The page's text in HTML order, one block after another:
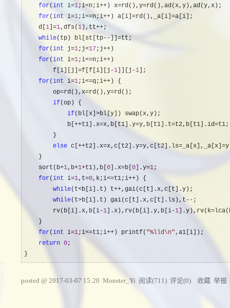
for(int i=1;i<n;i++) x=rd(),y=rd(),ad(x,y),ad(y,x);
for (int i=1;i<=n;i++) a[i]=rd(),_a[i]=a[i];
    d[
1 ]=1,dfs(1),tt++;
while(tp) bl[st[tp--]]=tt;
for(int j=1;j<17;j++ )
for(int i=1;i<=n;i++ )
        f[i][j]
=f[f[i][j-1 ]][j-1 ];
for(int i=1;i<=q;i++ ) {
        op
=rd(),x=rd(),y=rd();
if(op) {
if(bl[x]>bl[y]) swap(x,y);
            b[
++t1].x=x,b[t1].y=y,b[t1].t=t2,b[t1].id=t1;
        }
else c[++t2].x=x,c[t2].y=y,c[t2].ls=_a[x],_a[x]=
    }
    sort(b
+1,b+1+t1),b[ 0 ].x=b[ 0 ].y=1;
for(int i=1,t=0,k;i<=t1;i++ ) {
while(t<b[i].t) t++,gai(c[t].x,c[t].y);
while(t>b[i].t) gai(c[t].x,c[t].ls),t-- ;
        rv(b[i].x,b[i
-1 ].x),rv(b[i].y,b[i-1
    }
for (int i=1;i<=t1;i++) printf( "%lld\n" ,a1[i]);
return 0;
}
posted @ 2017-03-07 15:20 Monster_Yi 阅读(711) 评论(0) 收藏 举报